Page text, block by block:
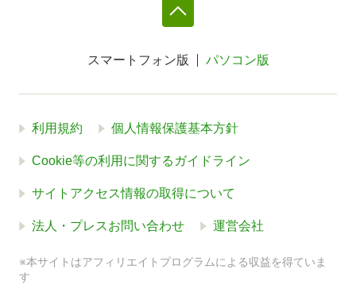
スマートフォン版 パソコン版
利用規約 個人情報保護基本方針
Cookie等の利用に関するガイドライン
サイトアクセス情報の取得について
法人・プレスお問い合わせ 運営会社
※本サイトはアフィリエイトプログラムによる収益を得ていま
す